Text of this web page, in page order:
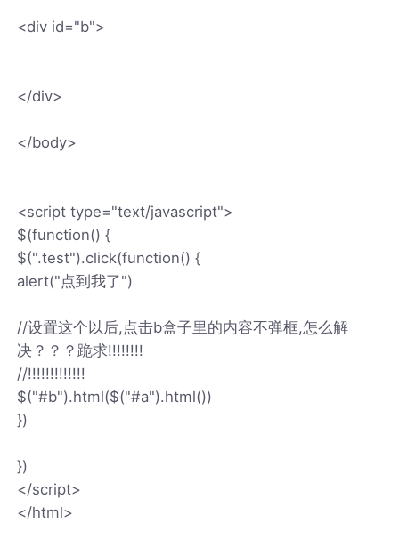
<div id="b">
</div>
</body>
<script type="text/javascript">
$(function() {
$(".test").click(function() {
alert("点到我了")
//设置这个以后,点击b盒子里的内容不弹框,怎么解
决？？？跪求!!!!!!!!
//!!!!!!!!!!!!!
$("#b").html($("#a").html())
})
})
</script>
</html>